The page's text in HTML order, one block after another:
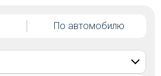
По автомобилю